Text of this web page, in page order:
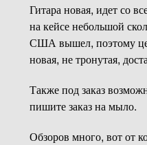
Гитара новая, идет со
на кейсе небольшой
США вышел, поэтому
новая, не тронутая,
Также под заказ
пишите заказ на мыло.
Обзоров много, вот от